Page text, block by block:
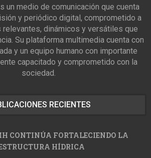
un medio de comunicación que cuenta
y periódico digital, comprometido a
dinámicos y versátiles que
Su plataforma multimedia cuenta con
y un equipo humano con importante
capacitado y comprometido con la
sociedad.
RECIENTES
CONTINÚA FORTALECIENDO LA
HÍDRICA